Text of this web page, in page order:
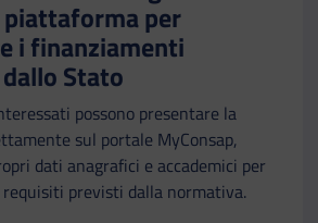
per
i finanziamenti
Stato
possono presentare la
sul portale MyConsap,
dati anagrafici e accademici per
previsti dalla normativa.